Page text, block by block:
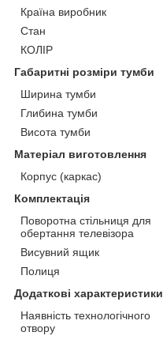
Країна виробник
Стан
КОЛІР
Габаритні розміри тумби
Ширина тумби
Глибина тумби
Висота тумби
Матеріал виготовлення
Корпус (каркас)
Комплектація
Поворотна стільниця для
обертання телевізора
Висувний ящик
Полиця
Додаткові характеристики
Наявність технологічного
отвору